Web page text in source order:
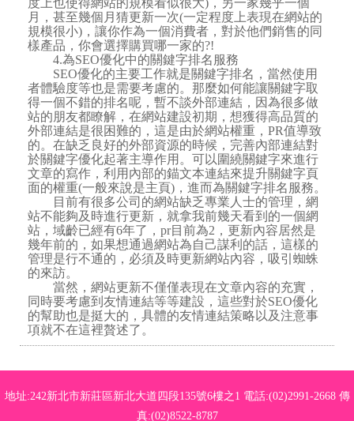
度上也使得網站的規模看似很大)，另一家幾乎一個
月，甚至幾個月猜更新一次(一定程度上表現在網站的
規模很小)，讓你作為一個消費者，對於他們銷售的同
樣產品，你會選擇購買哪一家的?!
4.為SEO優化中的關鍵字排名服務
SEO優化的主要工作就是關鍵字排名，當然使用
者體驗度等也是需要考慮的。那麼如何能讓關鍵字取
得一個不錯的排名呢，暫不談外部連結，因為很多做
站的朋友都瞭解，在網站建設初期，想獲得高品質的
外部連結是很困難的，這是由於網站權重，PR值導致
的。在缺乏良好的外部資源的時候，完善內部連結對
於關鍵字優化起著主導作用。可以圍繞關鍵字來進行
文章的寫作，利用內部的錨文本連結來提升關鍵字頁
面的權重(一般來說是主頁)，進而為關鍵字排名服務。
目前有很多公司的網站缺乏專業人士的管理，網
站不能夠及時進行更新，就拿我前幾天看到的一個網
站，域齡已經有6年了，pr目前為2，更新內容居然是
幾年前的，如果想通過網站為自己謀利的話，這樣的
管理是行不通的，必須及時更新網站內容，吸引蜘蛛
的來訪。
當然，網站更新不僅僅表現在文章內容的充實，
同時要考慮到友情連結等等建設，這些對於SEO優化
的幫助也是挺大的，具體的友情連結策略以及注意事
項就不在這裡贅述了。
地址:242新北市新莊區新北大道四段135號6樓之1 電話:(02)2991-2668 傳
真:(02)8522-8787